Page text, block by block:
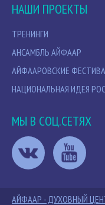
НАШИ ПРОЕКТЫ
ТРЕНИНГИ
АНСАМБЛЬ АЙФААР
АЙФААРОВСКИЕ
НАЦИОНАЛЬНАЯ ИДЕЯ
МЫ В СОЦ.СЕТЯХ
АЙФААР - ДУХОВНЫЙ